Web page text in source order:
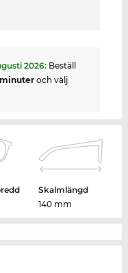
2026: Beställ
och välj
Skalmlängd
140 mm